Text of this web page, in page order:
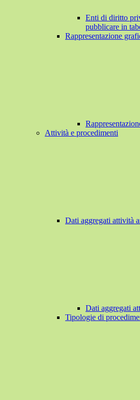
Enti di diritto
pubblicare in
Rappresentazione
Attività e procedimenti
Dati aggregati attività
Dati aggregati
Tipologie di